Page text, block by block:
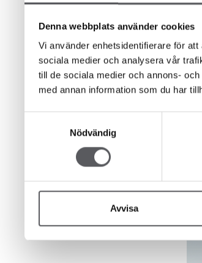
Denna webbplats använder cookies
Vi använder enhetsidentifierare för
sociala medier och analysera vår
till de sociala medier och annons-
med annan information som du har
Nödvändig
Avvisa
hel